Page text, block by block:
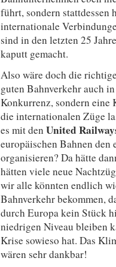
führt, sondern
internationale
sind in den letzten 25
kaputt gemacht.
Also wäre doch die
guten Bahnverkehr auch
Konkurrenz, sondern eine
die internationalen Züge
es mit den United
europäischen Bahnen den
organisieren? Da hätte
hätten viele neue
wir alle könnten endlich
Bahnverkehr bekommen,
durch Europa kein Stück
niedrigen Niveau bleiben
Krise sowieso hat. Das
wären sehr dankbar!